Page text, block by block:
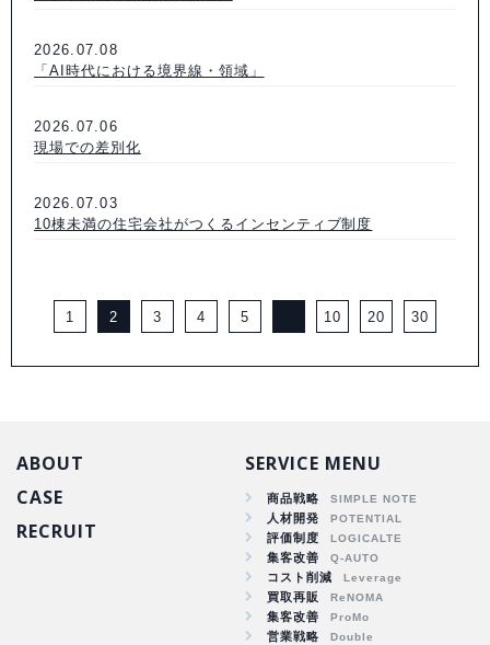
2026.07.08
「AI時代における境界線・領域」
2026.07.06
現場での差別化
2026.07.03
10棟未満の住宅会社がつくるインセンティブ制度
1 2 3 4 5 10 20 30
ABOUT
CASE
商品戦略
RECRUIT
SERVICE MENU
商品戦略
人材開発
評価制度
集客改善
コスト削減
買取再販
集客改善
営業戦略